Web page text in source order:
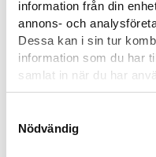
information från din
annons- och
Dessa kan i sin tur
information som du har
samlat in när du har
Nödvändig